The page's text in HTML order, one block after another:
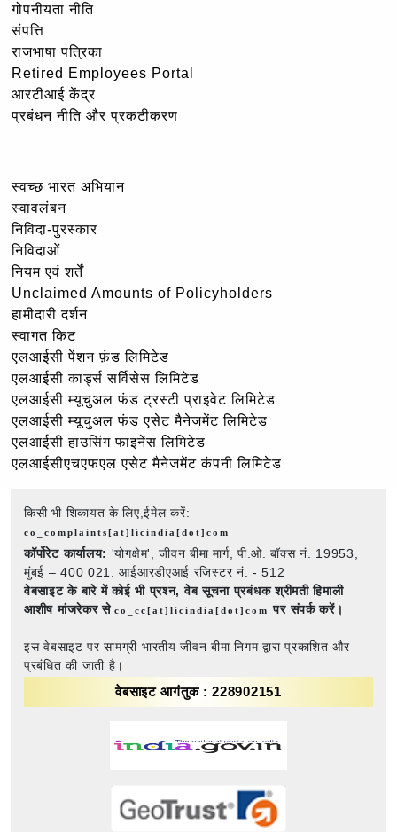
गोपनीयता नीति
संपत्ति
राजभाषा पत्रिका
Retired Employees Portal
आरटीआई केंद्र
प्रबंधन नीति और प्रकटीकरण
स्वच्छ भारत अभियान
स्वावलंबन
निविदा-पुरस्कार
निविदाओं
नियम एवं शर्तें
Unclaimed Amounts of Policyholders
हामीदारी दर्शन
स्वागत किट
एलआईसी पेंशन फ़ंड लिमिटेड
एलआईसी कार्ड्स सर्विसेस लिमिटेड
एलआईसी म्यूचुअल फंड ट्रस्टी प्राइवेट लिमिटेड
एलआईसी म्यूचुअल फंड एसेट मैनेजमेंट लिमिटेड
एलआईसी हाउसिंग फाइनेंस लिमिटेड
एलआईसीएचएफएल एसेट मैनेजमेंट कंपनी लिमिटेड
किसी भी शिकायत के लिए,ईमेल करें:
co_complaints[at]licindia[dot]com
कॉर्पोरेट कार्यालय: 'योगक्षेम', जीवन बीमा मार्ग, पी.ओ. बॉक्स नं. 19953,
मुंबई – 400 021. आईआरडीएआई रजिस्टर नं. - 512
वेबसाइट के बारे में कोई भी प्रश्न, वेब सूचना प्रबंधक श्रीमती हिमाली
आशीष मांजरेकर सेco_cc[at]licindia[dot]comपर संपर्क करें।
इस वेबसाइट पर सामग्री भारतीय जीवन बीमा निगम द्वारा प्रकाशित और
प्रबंधित की जाती है।
वेबसाइट आगंतुक : 228902151